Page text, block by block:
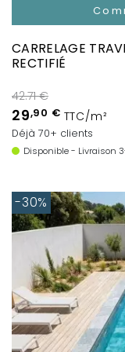
CARRELAGE
RECTIFIÉ
42.71 €
29,90 € TTC/m²
Déjà 70+ clients
Disponible - Livraison
-30%